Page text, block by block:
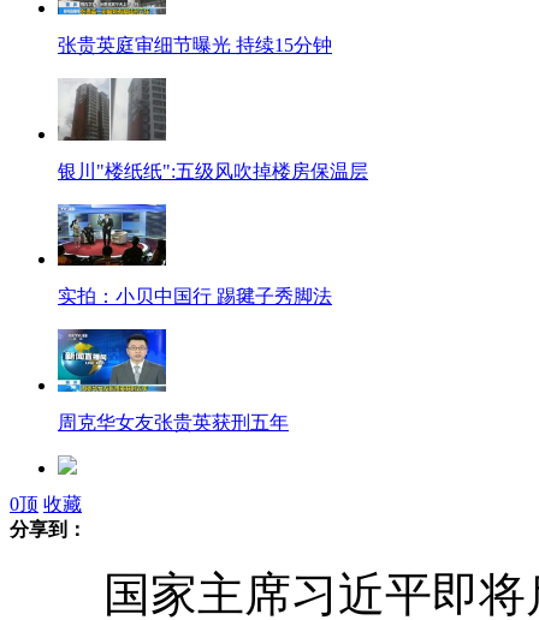
张贵英庭审细节曝光 持续15分钟
银川"楼纸纸":五级风吹掉楼房保温层
实拍：小贝中国行 踢毽子秀脚法
周克华女友张贵英获刑五年
实拍公交司机劝阻乘客吐痰遭打
0顶 收藏
分享到：
国家主席习近平即将